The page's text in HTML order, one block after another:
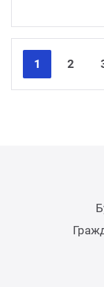
1 2